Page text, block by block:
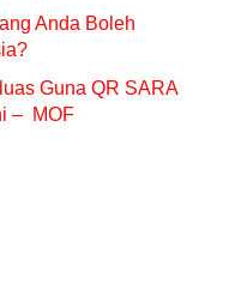
Anda Boleh
Guna QR SARA
– MOF